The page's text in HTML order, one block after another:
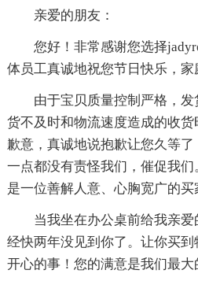
亲爱的朋友：
您好！非常感谢您选择
体员工真诚地祝您节日快乐，家
由于宝贝质量控制严格，
货不及时和物流速度造成的收
歉意，真诚地说抱歉让您久等
一点都没有责怪我们，催促我
是一位善解人意、心胸宽广的买
当我坐在办公桌前给我亲
经快两年没见到你了。让你买
开心的事！您的满意是我们最大